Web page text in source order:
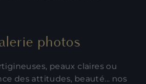
photos
peaux claires ou
des attitudes, beauté... nos